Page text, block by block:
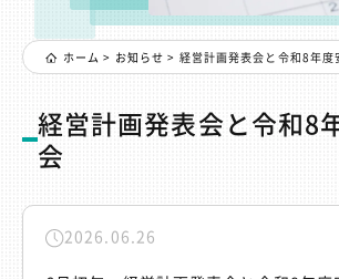
ホーム > お知らせ > 経営計画発表会と令和8年度
経営計画発表会と令和8
会
2026.06.26